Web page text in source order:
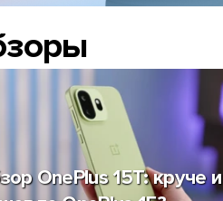
OnePlus 15T: круче и